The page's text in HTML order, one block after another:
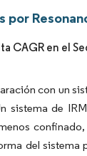
CAGR en el
con un
sistema de
del